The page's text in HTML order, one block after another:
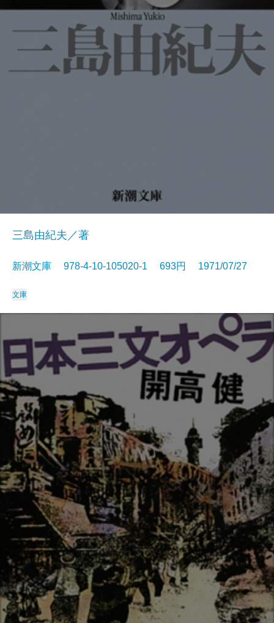
三島由紀夫／著
新潮文庫 978-4-10-105020-1 693円 1971/07/27
文庫